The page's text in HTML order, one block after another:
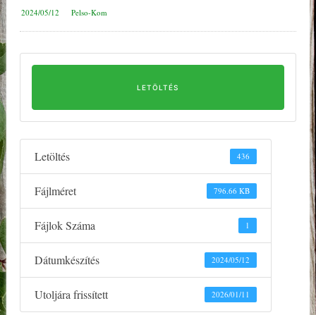
2024/05/12 Pelso-Kom
LETÖLTÉS
Letöltés 436
Fájlméret 796.66 KB
Fájlok Száma 1
Dátumkészítés 2024/05/12
Utoljára frissített 2026/01/11